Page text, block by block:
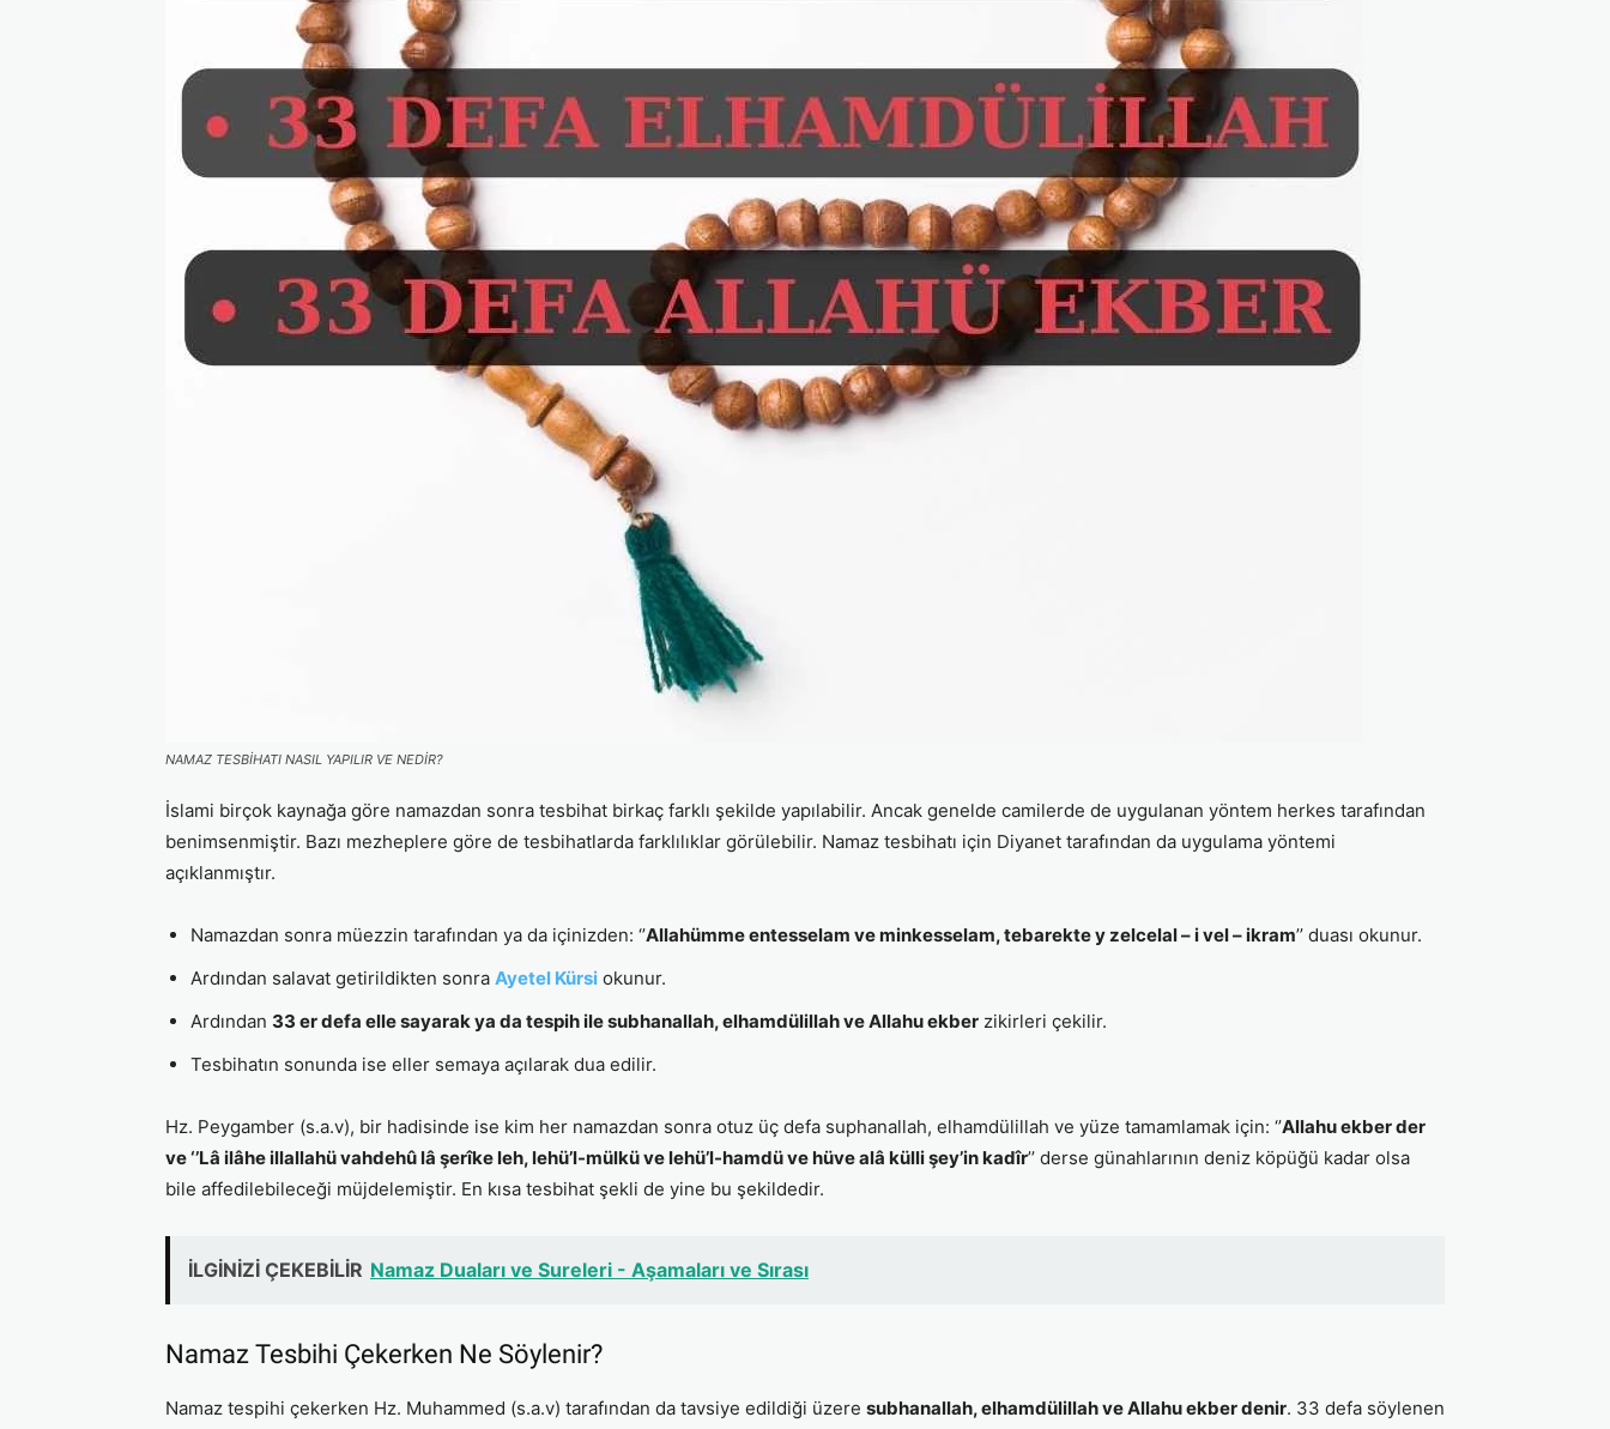
NAMAZ TESBİHATI NASIL YAPILIR VE NEDİR?
İslami birçok kaynağa göre namazdan sonra tesbihat birkaç farklı şekilde yapılabilir. Ancak genelde camilerde de uygulanan yöntem herkes tarafından
benimsenmiştir. Bazı mezheplere göre de tesbihatlarda farklılıklar görülebilir. Namaz tesbihatı için Diyanet tarafından da uygulama yöntemi
açıklanmıştır.
Namazdan sonra müezzin tarafından ya da içinizden: ‘’Allahümme entesselam ve minkesselam, tebarekte y zelcelal – i vel – ikram’’ duası okunur.
Ardından salavat getirildikten sonra Ayetel Kürsi okunur.
Ardından 33 er defa elle sayarak ya da tespih ile subhanallah, elhamdülillah ve Allahu ekber zikirleri çekilir.
Tesbihatın sonunda ise eller semaya açılarak dua edilir.
Hz. Peygamber (s.a.v), bir hadisinde ise kim her namazdan sonra otuz üç defa suphanallah, elhamdülillah ve yüze tamamlamak için: ‘’Allahu ekber der
ve ‘’Lâ ilâhe illallahü vahdehû lâ şerîke leh, lehü’l-mülkü ve lehü’l-hamdü ve hüve alâ külli şey’in kadîr’’ derse günahlarının deniz köpüğü kadar olsa
bile affedilebileceği müjdelemiştir. En kısa tesbihat şekli de yine bu şekildedir.
İLGİNİZİ ÇEKEBİLİR Namaz Duaları ve Sureleri - Aşamaları ve Sırası
Namaz Tesbihi Çekerken Ne Söylenir?
Namaz tespihi çekerken Hz. Muhammed (s.a.v) tarafından da tavsiye edildiği üzere subhanallah, elhamdülillah ve Allahu ekber denir. 33 defa söylenen